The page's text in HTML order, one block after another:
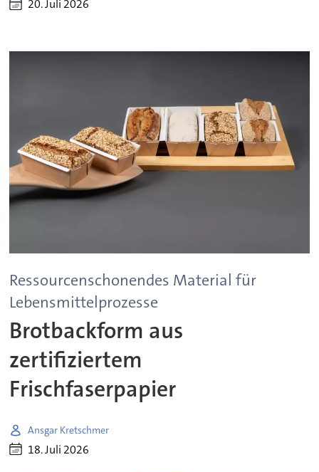
20. Juli 2026
Ressourcenschonendes Material für
Lebensmittelprozesse
Brotbackform aus
zertifiziertem
Frischfaserpapier
Ansgar Kretschmer
18. Juli 2026